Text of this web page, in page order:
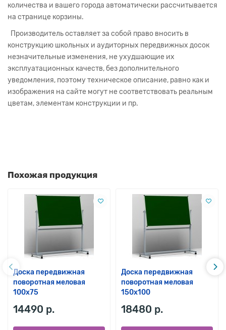
количества и вашего города автоматически рассчитывается
на странице корзины.
Производитель оставляет за собой право вносить в
конструкцию школьных и аудиторных передвижных досок
незначительные изменения, не ухудшающие их
эксплуатационных качеств, без дополнительного
уведомления, поэтому техническое описание, равно как и
изображения на сайте могут не соответствовать реальным
цветам, элементам конструкции и пр.
Похожая продукция
Доска передвижная
поворотная меловая
100х75
14490 р.
Доска передвижная
поворотная меловая
150х100
18480 р.